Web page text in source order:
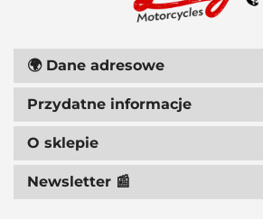
🌍 Dane adresowe
Przydatne informacje
O sklepie
Newsletter 📰